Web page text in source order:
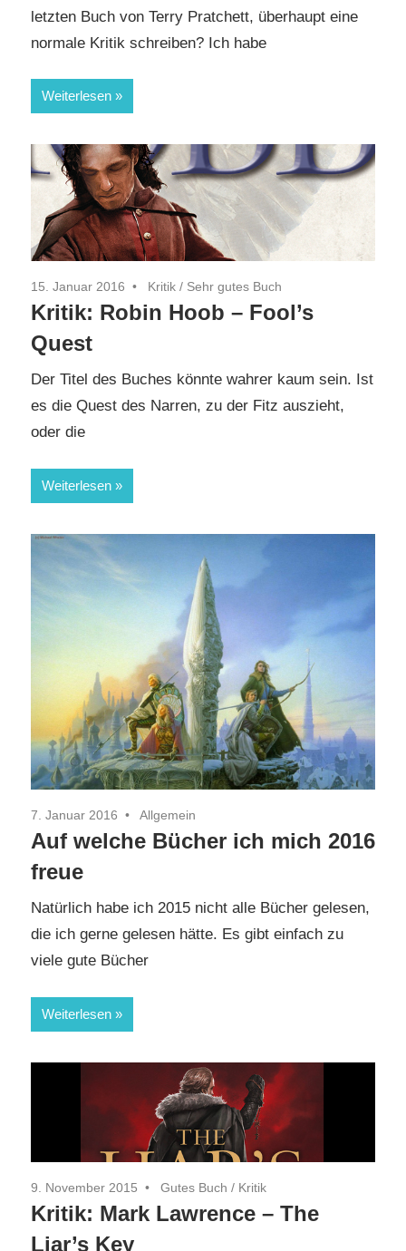
letzten Buch von Terry Pratchett, überhaupt eine
normale Kritik schreiben? Ich habe
Weiterlesen
15. Januar 2016 Kritik / Sehr gutes Buch
Kritik: Robin Hoob – Fool’s
Quest
Der Titel des Buches könnte wahrer kaum sein. Ist
es die Quest des Narren, zu der Fitz auszieht,
oder die
Weiterlesen
7. Januar 2016 Allgemein
Auf welche Bücher ich mich 2016
freue
Natürlich habe ich 2015 nicht alle Bücher gelesen,
die ich gerne gelesen hätte. Es gibt einfach zu
viele gute Bücher
Weiterlesen
9. November 2015 Gutes Buch / Kritik
Kritik: Mark Lawrence – The
Liar’s Key